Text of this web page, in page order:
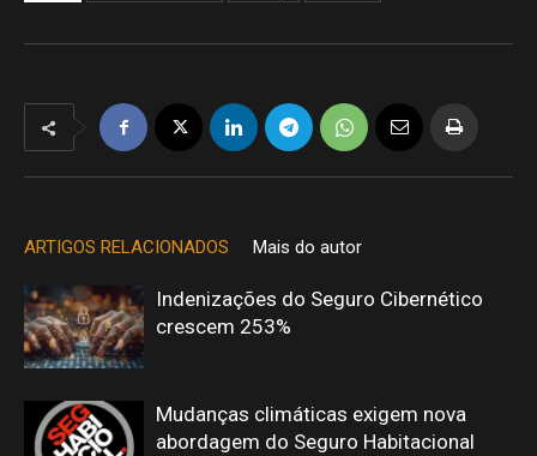
ARTIGOS RELACIONADOS Mais do autor
Indenizações do Seguro Cibernético
crescem 253%
Mudanças climáticas exigem nova
abordagem do Seguro Habitacional